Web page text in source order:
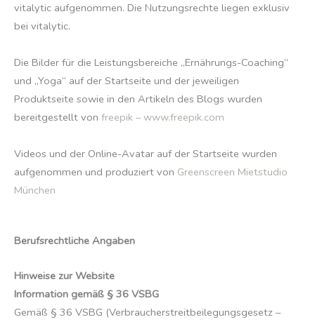
vitalytic aufgenommen. Die Nutzungsrechte liegen exklusiv
bei vitalytic.
Die Bilder für die Leistungsbereiche „Ernährungs-Coaching“
und „Yoga“ auf der Startseite und der jeweiligen
Produktseite sowie in den Artikeln des Blogs wurden
bereitgestellt von freepik – www.freepik.com
Videos und der Online-Avatar auf der Startseite wurden
aufgenommen und produziert von Greenscreen Mietstudio
München
Berufsrechtliche Angaben
Hinweise zur Website
Information gemäß § 36 VSBG
Gemäß § 36 VSBG (Verbraucherstreitbeilegungsgesetz –